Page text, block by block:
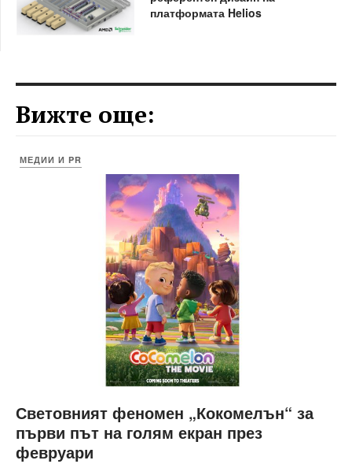
платформата Helios
Вижте още:
МЕДИИ И PR
Световният феномен „Кокомелън“ за
първи път на голям екран през
февруари